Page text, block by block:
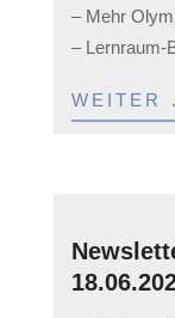
– Mehr
– Lernraum-
WEITER